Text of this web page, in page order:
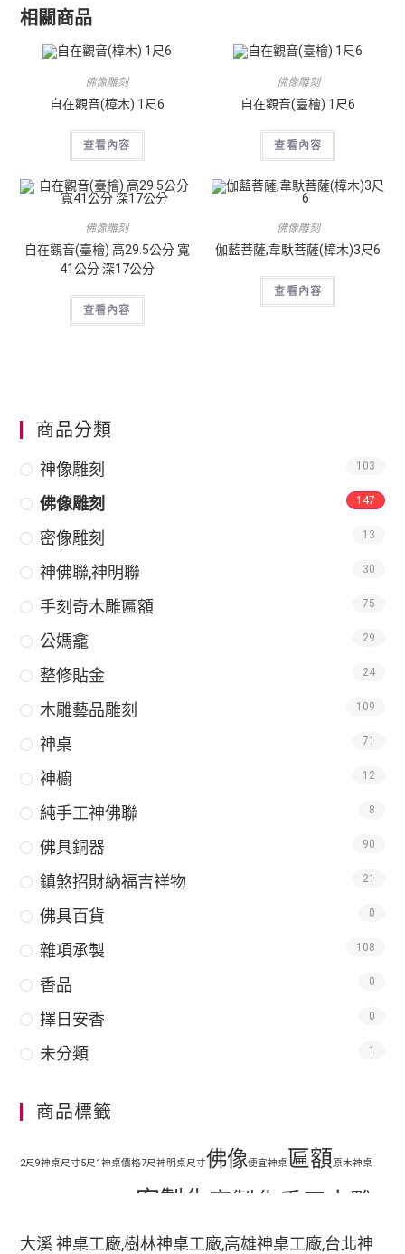
相關商品
佛像雕刻
自在觀音(樟木) 1尺6
查看內容
佛像雕刻
自在觀音(臺檜) 1尺6
查看內容
佛像雕刻
自在觀音(臺檜) 高29.5公分 寬
41公分 深17公分
查看內容
佛像雕刻
伽藍菩薩,韋馱菩薩(樟木)3尺6
查看內容
商品分類
神像雕刻 103
佛像雕刻 147
密像雕刻 13
神佛聯,神明聯 30
手刻奇木雕匾額 75
公媽龕 29
整修貼金 24
木雕藝品雕刻 109
神桌 71
神櫥 12
純手工神佛聯 8
佛具銅器 90
鎮煞招財納福吉祥物 21
佛具百貨 0
雜項承製 108
香品 0
擇日安香 0
未分類 1
商品標籤
2尺9神桌尺寸5尺1神桌價格7尺神明桌尺寸佛像便宜神桌匾額原木神桌
客製化 客製化手工木雕
匾額客製化手工雕刻匾額客製化整修貼金彩
大溪 神桌工廠,樹林神桌工廠,高雄神桌工廠,台北神